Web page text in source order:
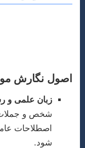
اصول نگارش
زبان علمی و
شخص و جملات
اصطلاحات
شود.